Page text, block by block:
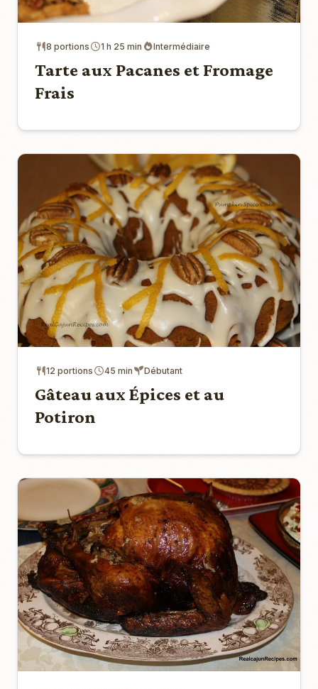
8 portions 1 h 25 min Intermédiaire
Tarte aux Pacanes et Fromage
Frais
12 portions 45 min Débutant
Gâteau aux Épices et au
Potiron